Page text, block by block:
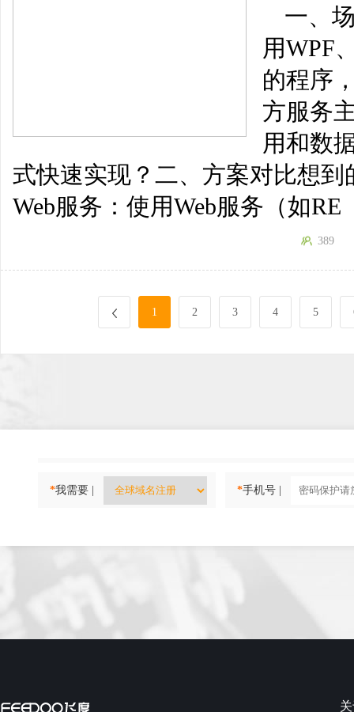
一、
用WPF
的程序
方服务
用和数
式快速实现？二、方案对比想
Web服务：使用Web服务（如RE
389
1 2 3 4 5
*我需要 | *手机号 |